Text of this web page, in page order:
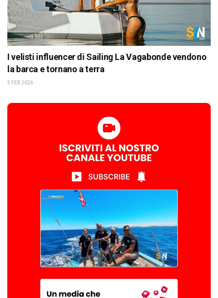
I velisti influencer di Sailing La Vagabonde vendono
la barca e tornano a terra
5 FEB 2026